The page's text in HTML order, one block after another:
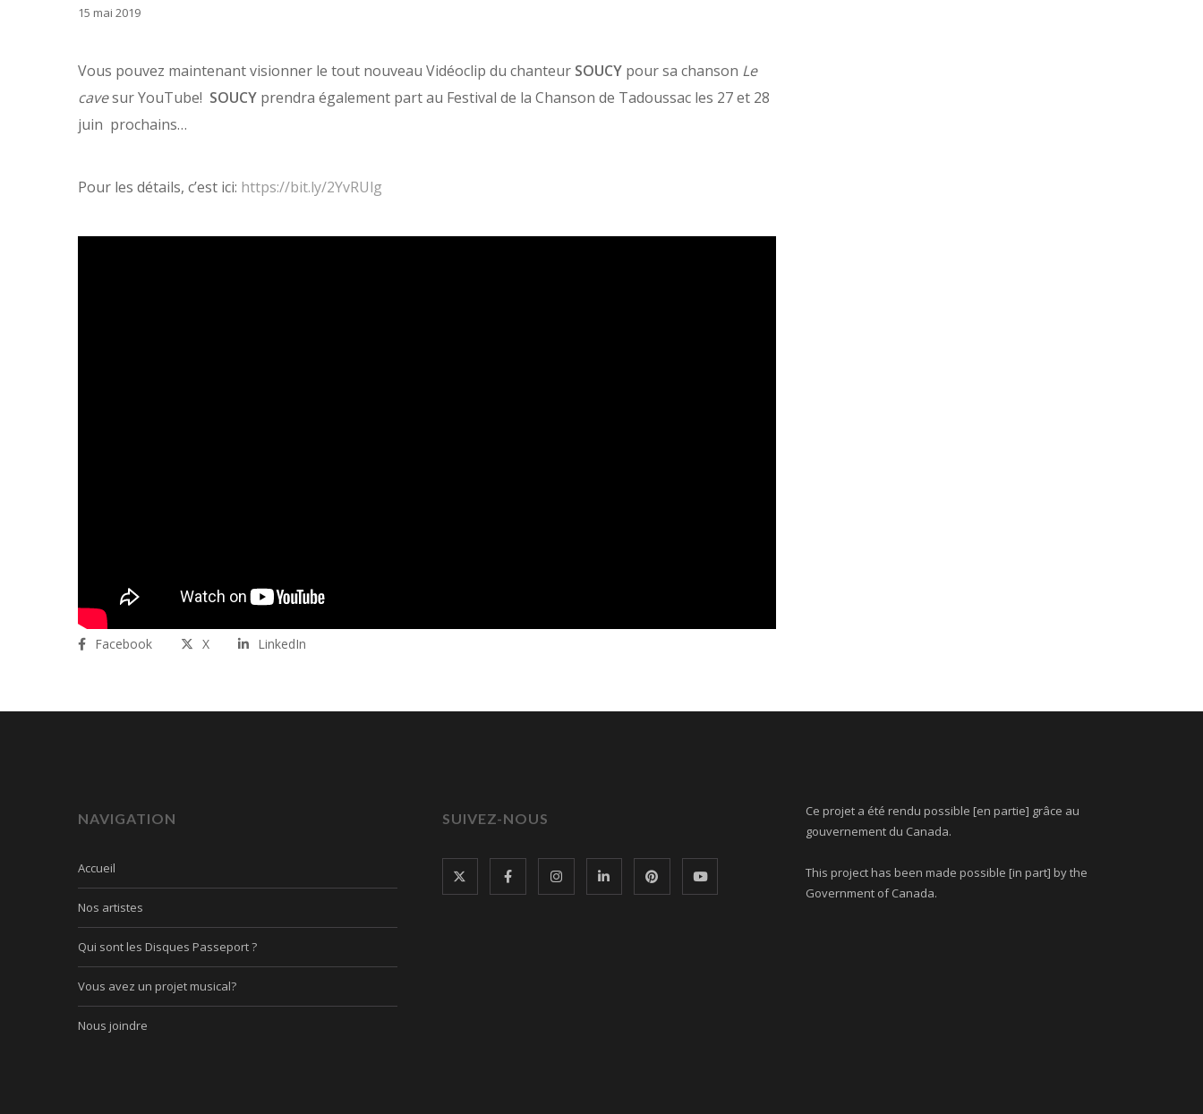
15 mai 2019
Vous pouvez maintenant visionner le tout nouveau Vidéoclip du chanteur SOUCY pour sa chanson Le
cavesur YouTube! SOUCY prendra également part au Festival de la Chanson de Tadoussac les 27 et 28
juin prochains…
Pour les détails, c’est ici: https://bit.ly/2YvRUlg
Facebook X LinkedIn
NAVIGATION
Accueil
Nos artistes
Qui sont les Disques Passeport ?
Vous avez un projet musical?
Nous joindre
SUIVEZ-NOUS
Ce projet a été rendu possible [en partie] grâce au
gouvernement du Canada.
This project has been made possible [in part] by the
Government of Canada.